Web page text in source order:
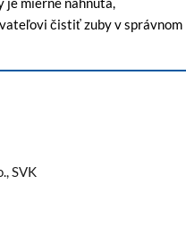
čistiť zuby v správnom
SVK